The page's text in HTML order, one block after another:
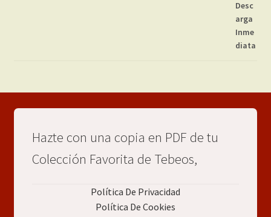
Hazte con una copia en PDF de tu
Colección Favorita de Tebeos,
Política De Privacidad
Política De Cookies